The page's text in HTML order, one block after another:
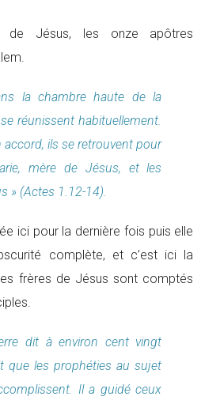
de Jésus, les onze apôtres
la chambre haute de la
réunissent habituellement.
accord, ils se retrouvent pour
mère de Jésus, et les
» (Actes 1.12-14).
ici pour la dernière fois puis elle
complète, et c’est ici la
frères de Jésus sont comptés
dit à environ cent vingt
que les prophéties au sujet
Il a guidé ceux